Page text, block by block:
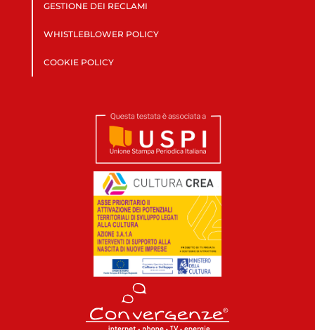
GESTIONE DEI RECLAMI
WHISTLEBLOWER POLICY
COOKIE POLICY